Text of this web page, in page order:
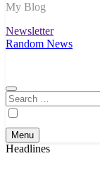
My Blog
Newsletter
Random News
Search
for:
Menu
Headlines